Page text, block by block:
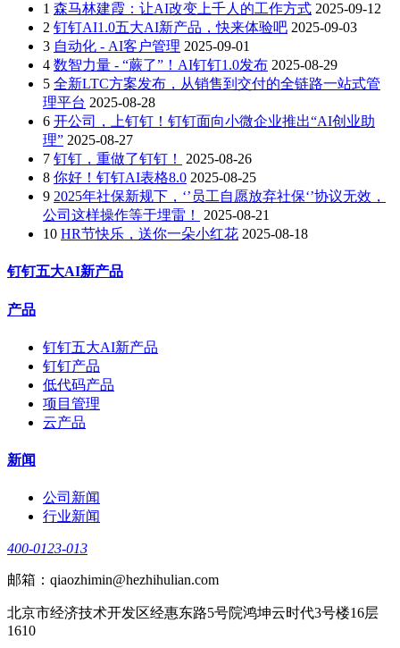
1 森马林建霞：让AI改变上千人的工作方式 2025-09-12
2 钉钉AI1.0五大AI新产品，快来体验吧 2025-09-03
3 自动化 - AI客户管理 2025-09-01
4 数智力量 - “蕨了”！AI钉钉1.0发布 2025-08-29
5 全新LTC方案发布，从销售到交付的全链路一站式管
理平台 2025-08-28
6 开公司，上钉钉！钉钉面向小微企业推出“AI创业助
理” 2025-08-27
7 钉钉，重做了钉钉！
2025-08-26
8 你好！钉钉AI表格8.0 2025-08-25
9 2025年社保新规下，‘’员工自愿放弃社保‘’协议无效，
公司这样操作等于埋雷！
2025-08-21
10 HR节快乐，送你一朵小红花 2025-08-18
钉钉五大AI新产品
产品
钉钉五大AI新产品
钉钉产品
低代码产品
项目管理
云产品
新闻
公司新闻
行业新闻
400-0123-013
邮箱：qiaozhimin@hezhihulian.com
北京市经济技术开发区经惠东路5号院鸿坤云时代3号楼16层
1610